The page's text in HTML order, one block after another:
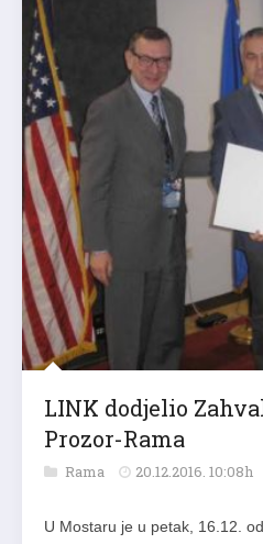
LINK dodjelio
Prozor-Rama
Rama 20.12.2016. 10:08h
U Mostaru je u petak, 16.12.